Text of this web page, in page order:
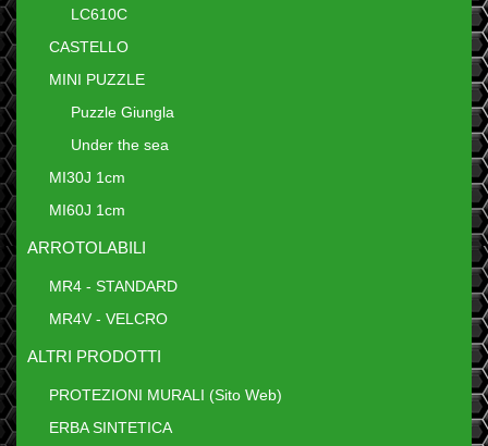
LC610C
CASTELLO
MINI PUZZLE
Puzzle Giungla
Under the sea
MI30J 1cm
MI60J 1cm
ARROTOLABILI
MR4 - STANDARD
MR4V - VELCRO
ALTRI PRODOTTI
PROTEZIONI MURALI (Sito Web)
ERBA SINTETICA